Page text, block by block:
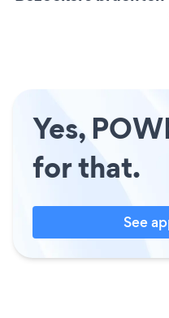
Yes,
for that.
See